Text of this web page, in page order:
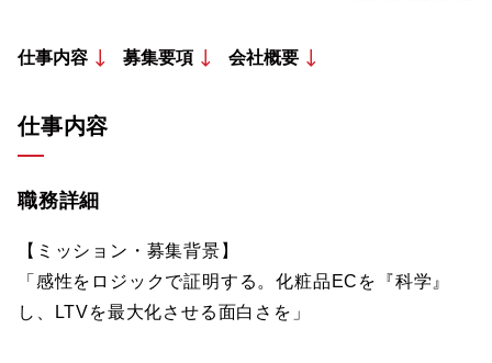
仕事内容 募集要項 会社概要
仕事内容
職務詳細
【ミッション・募集背景】
「感性をロジックで証明する。化粧品ECを『科学』
し、LTVを最大化させる面白さを」